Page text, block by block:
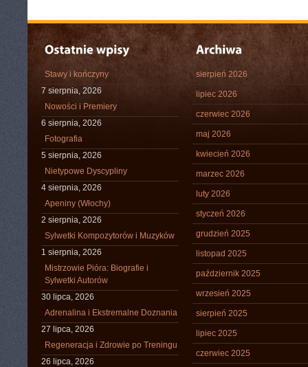
Stawy i kończyny
7 sierpnia, 2026
Nowości i Premiery
6 sierpnia, 2026
Fotografia
5 sierpnia, 2026
Nietypowe Dyscypliny
4 sierpnia, 2026
Apeniny (Włochy)
2 sierpnia, 2026
Sylwetki Kompozytorów i Muzyków
1 sierpnia, 2026
Mistrzowie Pióra: Biografie i
Sylwetki Autorów
30 lipca, 2026
Adrenalina i Ekstremalne Doznania
27 lipca, 2026
Regeneracja i Zdrowie po Treningu
26 lipca, 2026
sierpień 2026
lipiec 2026
czerwiec 2026
maj 2026
kwiecień 2026
marzec 2026
luty 2026
styczeń 2026
grudzień 2025
listopad 2025
październik 2025
wrzesień 2025
sierpień 2025
lipiec 2025
czerwiec 2025